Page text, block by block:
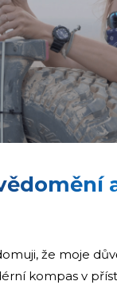
že moje
kompas v